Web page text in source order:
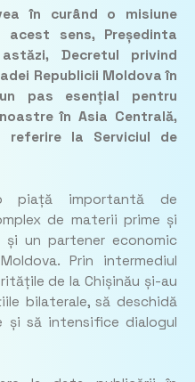
în curând o misiune
sens, Președinta
Decretul privind
Republicii Moldova în
pas esențial pentru
în Asia Centrală,
referire la Serviciul de
piață importantă de
de materii prime și
și un partener economic
Prin intermediul
de la Chișinău și-au
bilaterale, să deschidă
să intensifice dialogul